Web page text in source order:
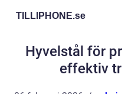
TILLIPHONE.se
Hyvelstål för
effektiv